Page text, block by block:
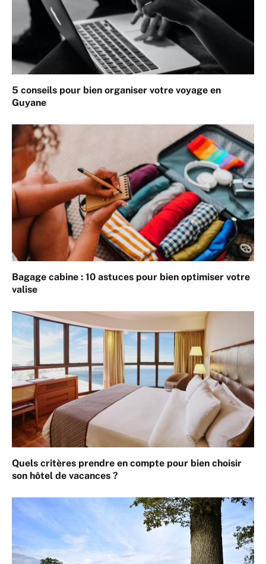
5 conseils pour bien organiser votre voyage en
Guyane
Bagage cabine : 10 astuces pour bien optimiser votre
valise
Quels critères prendre en compte pour bien choisir
son hôtel de vacances ?